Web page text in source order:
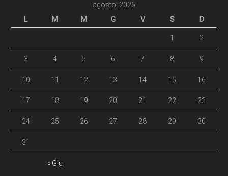
agosto: 2026
L
M M G V S D
« Giu
1 2
3 4 5 6 7 8 9
10 11 12 13 14 15 16
17 18 19 20 21 22 23
24 25 26 27 28 29 30
31